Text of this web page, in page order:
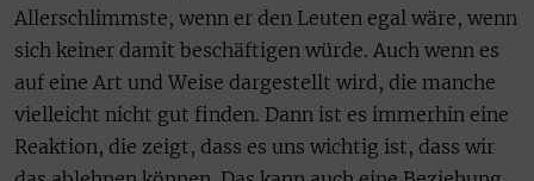
Allerschlimmste, wenn er den Leuten egal wäre, wenn
sich keiner damit beschäftigen würde. Auch wenn es
auf eine Art und Weise dargestellt wird, die manche
vielleicht nicht gut finden. Dann ist es immerhin eine
Reaktion, die zeigt, dass es uns wichtig ist, dass wir